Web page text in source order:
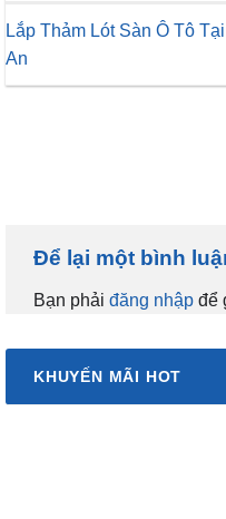
Lắp Thảm Lót Sàn Ô Tô
An
Để lại một bình
Bạn phải đăng nhập để
KHUYẾN MÃI HOT